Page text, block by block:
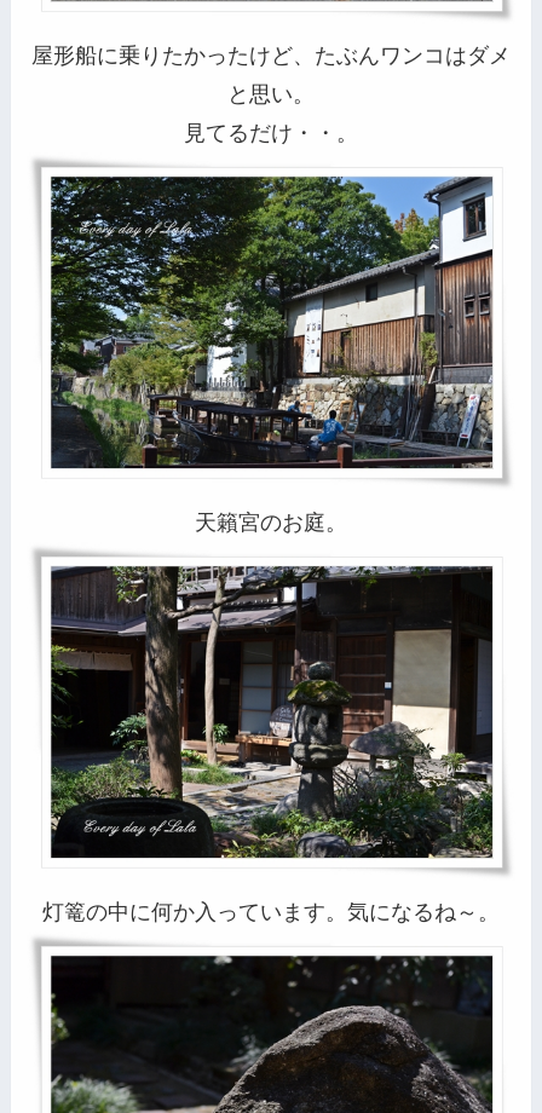
屋形船に乗りたかったけど、たぶんワンコはダメ
と思い。
見てるだけ・・。
天籟宮のお庭。
灯篭の中に何か入っています。気になるね～。